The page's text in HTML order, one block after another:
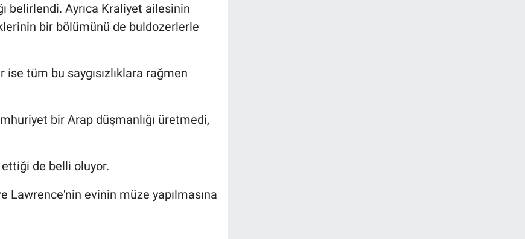
belirlendi. Ayrıca Kraliyet ailesinin
bir bölümünü de buldozerlerle
ise tüm bu saygısızlıklara rağmen
bir Arap düşmanlığı üretmedi,
ettiği de belli oluyor.
Lawrence'nin evinin müze yapılmasına